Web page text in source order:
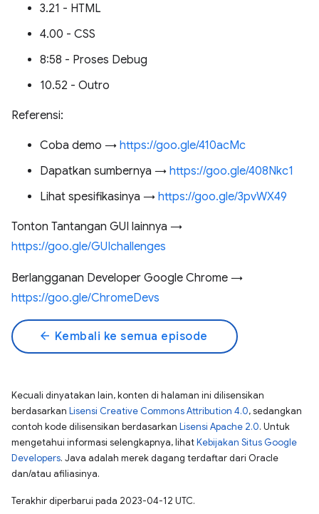
3.21 - HTML
4.00 - CSS
8:58 - Proses Debug
10.52 - Outro
Referensi:
Coba demo → https://goo.gle/410acMc
Dapatkan sumbernya → https://goo.gle/408Nkc1
Lihat spesifikasinya → https://goo.gle/3pvWX49
Tonton Tantangan GUI lainnya →
https://goo.gle/GUIchallenges
Berlangganan Developer Google Chrome →
https://goo.gle/ChromeDevs
arrow_back Kembali ke semua episode
Kecuali dinyatakan lain, konten di halaman ini dilisensikan
berdasarkan Lisensi Creative Commons Attribution 4.0, sedangkan
contoh kode dilisensikan berdasarkan Lisensi Apache 2.0. Untuk
mengetahui informasi selengkapnya, lihatKebijakan Situs Google
Developers. Java adalah merek dagang terdaftar dari Oracle
dan/atau afiliasinya.
Terakhir diperbarui pada 2023-04-12 UTC.